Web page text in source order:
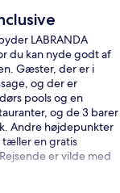
LABRANDA
du kan nyde godt af
Gæster, der er i
og der er
pools og en
og de 3 barer
Andre højdepunkter
tæller en gratis
er vilde med